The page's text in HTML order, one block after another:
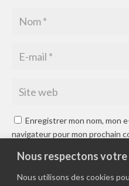
Nous respectons votre
Nous utilisons des cookies
Enregistrer mon nom, mon
navigateur pour mon prochain